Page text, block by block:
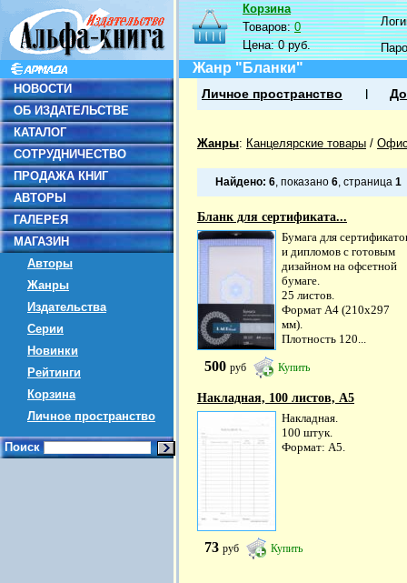
НОВОСТИ
ОБ ИЗДАТЕЛЬСТВЕ
КАТАЛОГ
СОТРУДНИЧЕСТВО
ПРОДАЖА КНИГ
АВТОРЫ
ГАЛЕРЕЯ
МАГАЗИН
Авторы
Жанры
Издательства
Серии
Новинки
Рейтинги
Корзина
Личное пространство
Поиск
Корзина
Товаров:0
Цена:0 руб.
Жанр "Бланки"
Личное пространство
Жанры: Канцелярские товары /
Найдено: 6, показано 6, страница 1
Бланк для сертификата...
Бумага для
и дипломов с готовым
дизайном на офсетной
бумаге.
25 листов.
Формат А4 (210х297
мм).
Плотность 120...
500 руб Купить
Накладная, 100 листов, А5
Накладная.
100 штук.
Формат: А5.
73 руб Купить